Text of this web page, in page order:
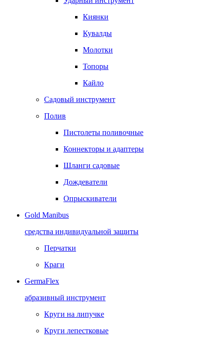
Киянки
Кувалды
Молотки
Топоры
Кайло
Садовый инструмент
Полив
Пистолеты поливочные
Коннекторы и адаптеры
Шланги садовые
Дождеватели
Опрыскиватели
Gold Manibus
средства индивидуальной защиты
Перчатки
Краги
GermaFlex
абразивный инструмент
Круги на липучке
Круги лепестковые